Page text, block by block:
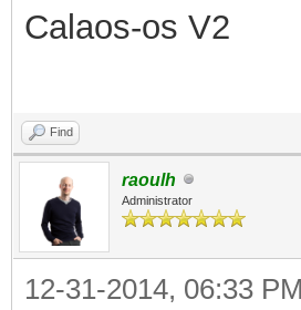
Calaos-os V2
Find
raoulh
Administrator
12-31-2014, 06:33 PM